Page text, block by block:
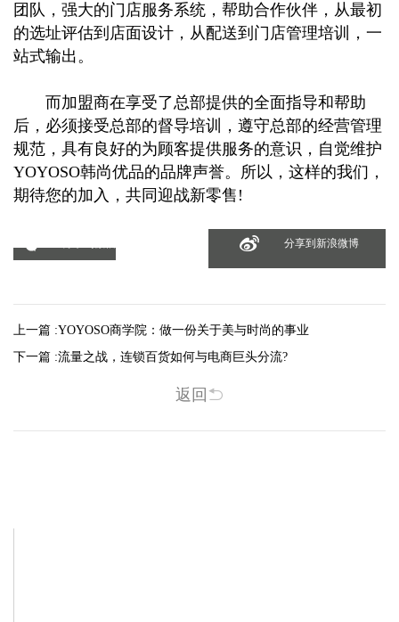
团队，强大的门店服务系统，帮助合作伙伴，从最初
的选址评估到店面设计，从配送到门店管理培训，一
站式输出。
而加盟商在享受了总部提供的全面指导和帮助
后，必须接受总部的督导培训，遵守总部的经营管理
规范，具有良好的为顾客提供服务的意识，自觉维护
YOYOSO韩尚优品的品牌声誉。所以，这样的我们，
期待您的加入，共同迎战新零售!
分享到新浪微博
上一篇 :YOYOSO商学院：做一份关于美与时尚的事业
下一篇 :流量之战，连锁百货如何与电商巨头分流?
返回